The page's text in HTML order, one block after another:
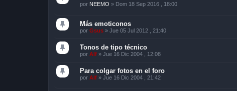
por NEEMO » Dom 18 Sep 2016 , 18:00
Más emoticonos
por Gsus » Jue 05 Jul 2012 , 21:40
Tonos de tipo técnico
por Alf » Jue 16 Dic 2004 , 12:08
Para colgar fotos en el foro
por Alf » Jue 16 Dic 2004 , 21:42